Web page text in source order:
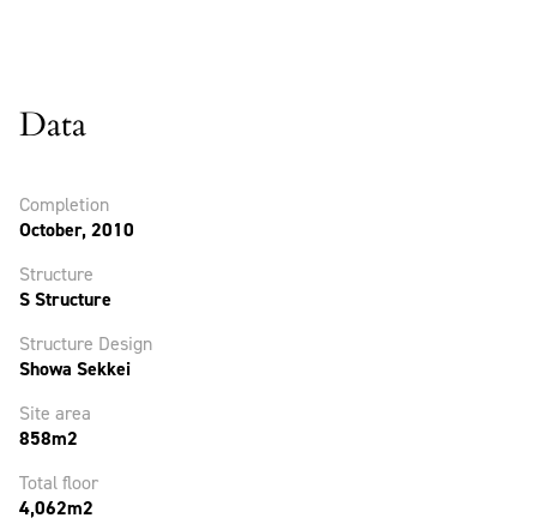
Data
Completion
October, 2010
Structure
S Structure
Structure Design
Showa Sekkei
Site area
858m2
Total floor
4,062m2